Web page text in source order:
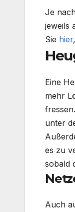
Je
jeweils
Sie hier
Eine
mehr
unter
es zu
sobald
Auch